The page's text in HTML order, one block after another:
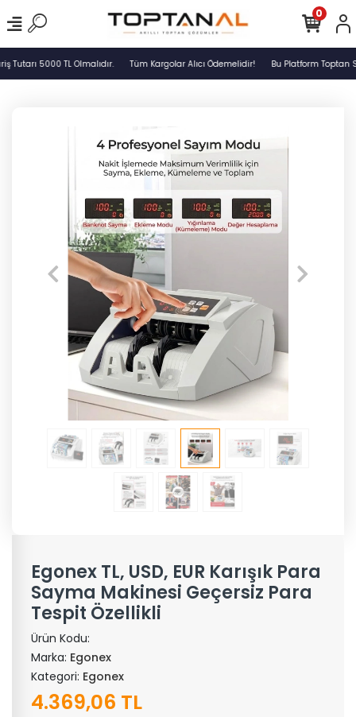
5000 TL Olmalıdır. Tüm Kargolar Alıcı Ödemelidir! Bu Platform Toptan
0
Egonex TL, USD, EUR Karışık Para
Sayma Makinesi Geçersiz Para
Tespit Özellikli
Ürün Kodu:
Marka: Egonex
Kategori: Egonex
4.369,06 TL